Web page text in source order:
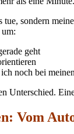
sondern
geht
noch bei
Unterschied.
Vom